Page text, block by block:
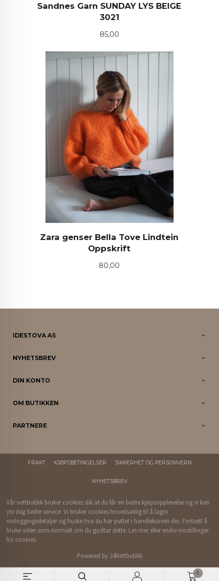
0
Sandnes Garn SUNDAY LYS BEIGE
3021
Pris
85,00
Zara genser Bella Tove Lindtein
Oppskrift
Pris
80,00
IDESTOVA AS
NYHETSBREV
DIN KONTO
OM BUTIKKEN
PARTNERE
FRAKT KJØPSBETINGELSER SIKKERHET OG PERSONVERN
NYHETSBREV
Vår nettbutikk bruker cookies slik at du får en bedre kjøpsopplevelse og vi kan
yte deg bedre service. Vi bruker cookies hovedsaklig til å lagre
innloggingsdetaljer og huske hva du har puttet i handlekurven din. Fortsett å
bruke siden som normalt om du godtar dette. Les mer eller endre innstillinger
for cookies.
Powered by 24Nettbutikk